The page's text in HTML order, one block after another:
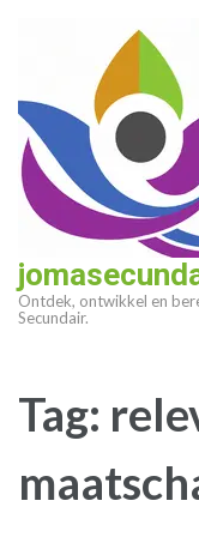
(druk
enter)
Ontdek, ontwikkel en
Secundair.
Tag: